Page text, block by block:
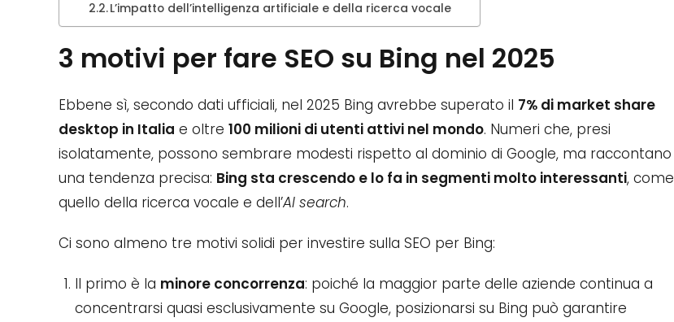
L’impatto dell’intelligenza artificiale e della ricerca vocale
3 motivi per fare SEO su Bing nel 2025
Ebbene sì, secondo dati ufficiali, nel 2025 Bing avrebbe superato il 7% di market share
desktop in Italia e oltre 100 milioni di utenti attivi nel mondo. Numeri che, presi
isolatamente, possono sembrare modesti rispetto al dominio di Google, ma raccontano
una tendenza precisa: Bing sta crescendo e lo fa in segmenti molto interessanti, come
quello della ricerca vocale e dell’AI search.
Ci sono almeno tre motivi solidi per investire sulla SEO per Bing:
Il primo è la minore concorrenza: poiché la maggior parte delle aziende continua a
concentrarsi quasi esclusivamente su Google, posizionarsi su Bing può garantire